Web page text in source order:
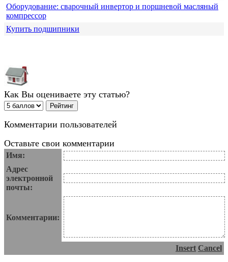
Оборудование: сварочный инвертор и поршневой масляный
компрессор
Купить подшипники
Как Вы оцениваете эту статью?
Комментарии пользователей
Оставьте свои комментарии
Имя:
Адрес
электронной
почты:
Комментарии:
Insert Cancel